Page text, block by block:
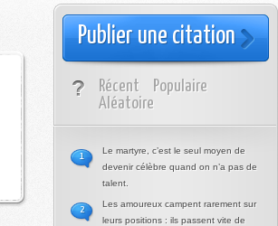
Publier une citation
Récent
Populaire
Aléatoire
Le martyre, c’est le seul moyen de
devenir célèbre quand on n’a pas de
talent.
1
Les amoureux campent rarement sur
leurs positions : ils passent vite de
2